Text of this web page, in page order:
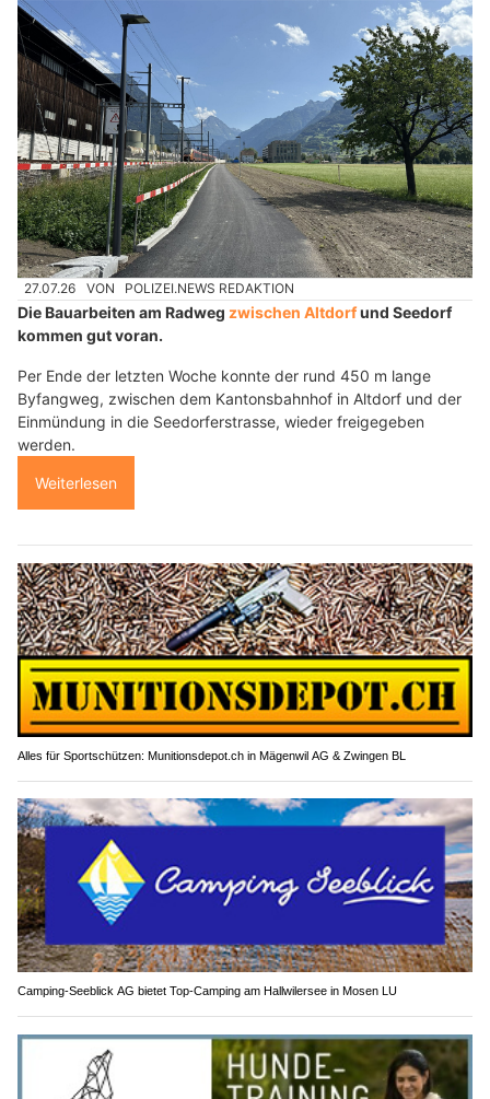
27.07.26 VON POLIZEI.NEWS REDAKTION
Die Bauarbeiten am Radweg zwischen Altdorfund Seedorf
kommen gut voran.
Per Ende der letzten Woche konnte der rund 450 m lange
Byfangweg, zwischen dem Kantonsbahnhof in Altdorf und der
Einmündung in die Seedorferstrasse, wieder freigegeben
werden.
Weiterlesen
Alles für Sportschützen: Munitionsdepot.ch in Mägenwil AG & Zwingen BL
Camping-Seeblick AG bietet Top-Camping am Hallwilersee in Mosen LU